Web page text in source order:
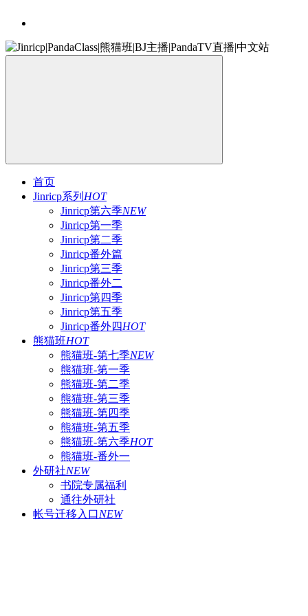
首页
Jinricp系列 HOT
Jinricp第六季NEW
Jinricp第一季
Jinricp第二季
Jinricp番外篇
Jinricp第三季
Jinricp番外二
Jinricp第四季
Jinricp第五季
Jinricp番外四HOT
熊猫班HOT
熊猫班-第七季NEW
熊猫班-第一季
熊猫班-第二季
熊猫班-第三季
熊猫班-第四季
熊猫班-第五季
熊猫班-第六季HOT
熊猫班-番外一
外研社NEW
书院专属福利
通往外研社
帐号迁移入口NEW